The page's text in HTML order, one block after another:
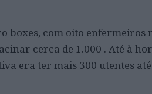
boxes, com oito enfermeiros
cerca de 1.000 . Até à
era ter mais 300 utentes até